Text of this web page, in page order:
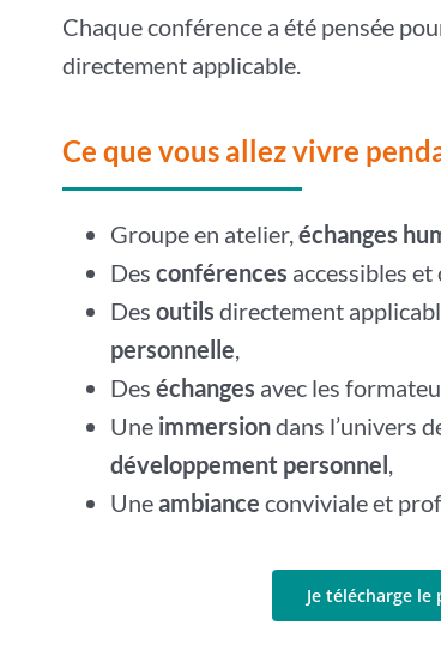
Chaque conférence a été pensée
directement applicable.
Ce que vous allez vivre
Groupe en atelier,échanges
Des conférences accessibles et
Des outils directement
personnelle,
Des échanges avec les
Une immersiondans l’univers
développement personnel,
Uneambiance conviviale et
Je télécharge le